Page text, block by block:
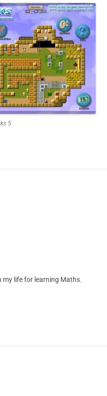
5
my life for learning Maths.